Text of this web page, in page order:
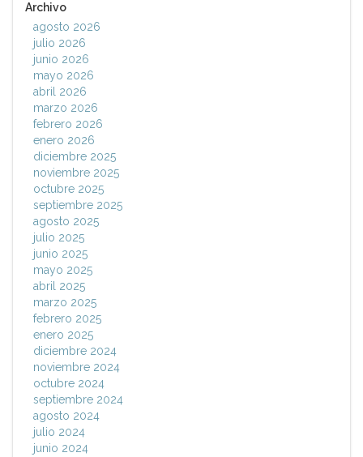
Archivo
agosto 2026
julio 2026
junio 2026
mayo 2026
abril 2026
marzo 2026
febrero 2026
enero 2026
diciembre 2025
noviembre 2025
octubre 2025
septiembre 2025
agosto 2025
julio 2025
junio 2025
mayo 2025
abril 2025
marzo 2025
febrero 2025
enero 2025
diciembre 2024
noviembre 2024
octubre 2024
septiembre 2024
agosto 2024
julio 2024
junio 2024